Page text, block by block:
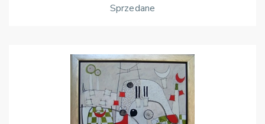
Sprzedane